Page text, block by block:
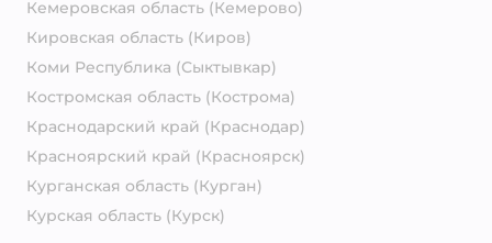
Кемеровская область (Кемерово)
Кировская область (Киров)
Коми Республика (Сыктывкар)
Костромская область (Кострома)
Краснодарский край (Краснодар)
Красноярский край (Красноярск)
Курганская область (Курган)
Курская область (Курск)